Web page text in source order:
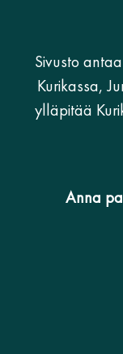
Sivusto
Kurikassa,
ylläpitää
Anna